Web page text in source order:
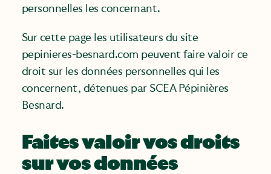
personnelles les concernant.
Sur cette page les utilisateurs du site
pepinieres-besnard.com peuvent faire valoir ce
droit sur les données personnelles qui les
concernent, détenues par SCEA Pépinières
Besnard.
Faites valoir vos droits
sur vos données